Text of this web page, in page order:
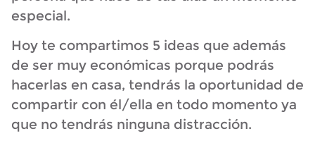
especial.
Hoy te compartimos 5 ideas que además
de ser muy económicas porque podrás
hacerlas en casa, tendrás la oportunidad de
compartir con él/ella en todo momento ya
que no tendrás ninguna distracción.